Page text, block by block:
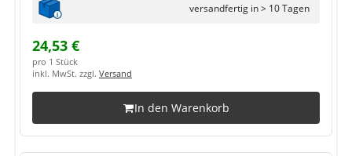
versandfertig in > 10 Tagen
24,53 €
pro 1 Stück
inkl. MwSt. zzgl. Versand
In den Warenkorb